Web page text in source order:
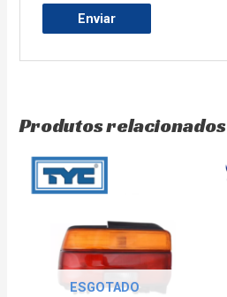
Produtos relacionados
ESGOTADO